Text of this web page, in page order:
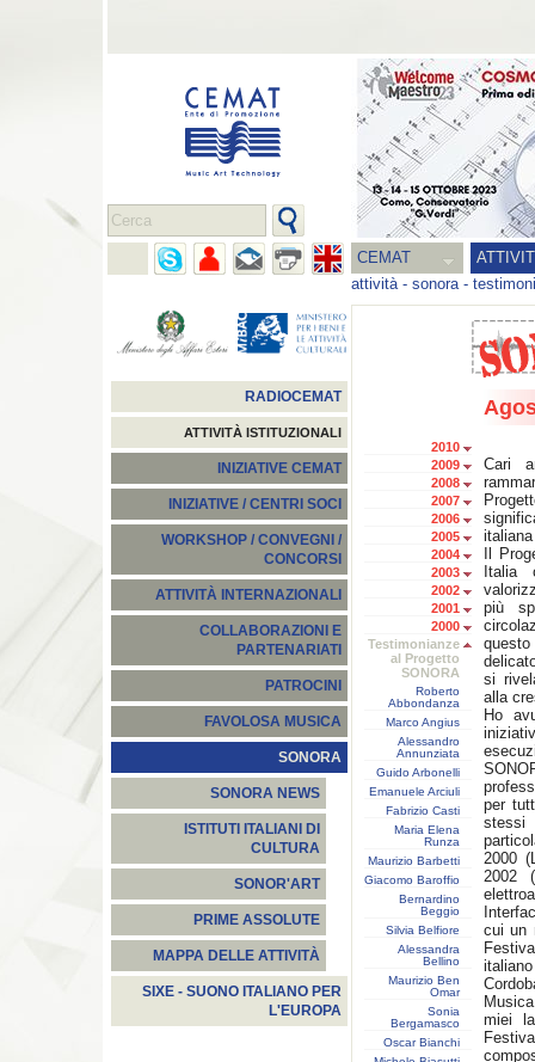
CEMAT
attività- sonora-
RADIOCEMAT
ATTIVITÀ ISTITUZIONALI
INIZIATIVE CEMAT
INIZIATIVE / CENTRI SOCI
WORKSHOP / CONVEGNI /
CONCORSI
ATTIVITÀ INTERNAZIONALI
COLLABORAZIONI E
PARTENARIATI
PATROCINI
FAVOLOSA MUSICA
SONORA
SONORA NEWS
ISTITUTI ITALIANI DI
CULTURA
SONOR'ART
PRIME ASSOLUTE
MAPPA DELLE ATTIVITÀ
SIXE - SUONO ITALIANO PER
L'EUROPA
2010
2009
2008
2007
2006
2005
2004
2003
2002
2001
2000
Testimonianze
al Progetto
SONORA
Roberto
Abbondanza
Marco Angius
Alessandro
Annunziata
Guido Arbonelli
Emanuele Arciuli
Fabrizio Casti
Maria Elena
Runza
Maurizio Barbetti
Giacomo Baroffio
Bernardino
Beggio
Silvia Belfiore
Alessandra
Bellino
Maurizio Ben
Omar
Sonia
Bergamasco
Oscar Bianchi
Cari
Il
Italia
più
si
alla
Ho
per
stessi
2000
2002
cui un
miei